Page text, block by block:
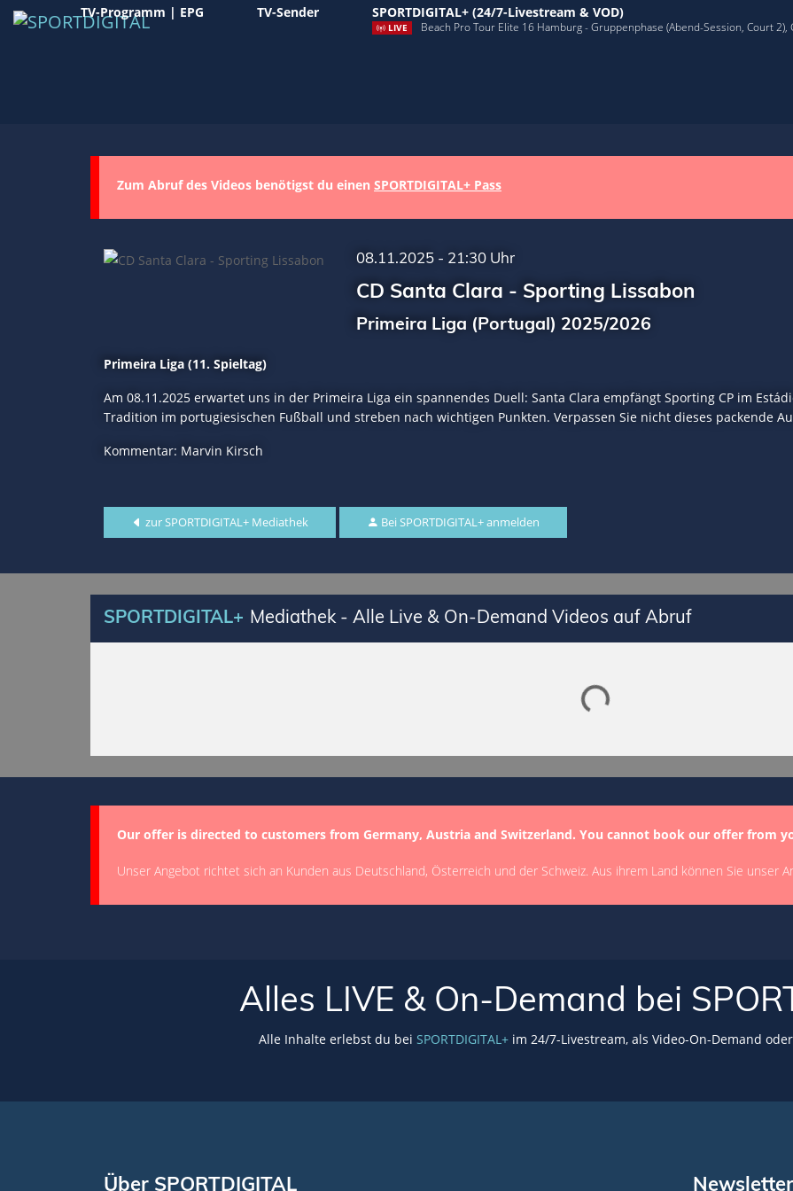
TV-Programm | EPG TV-Sender SPORTDIGITAL+ (24/7-Livestream & VOD)
LIVE Beach Pro Tour Elite 16 Hamburg - Gruppenphase (Abend-Session, Court
Zum Abruf des Videos benötigst du einen SPORTDIGITAL+ Pass
08.11.2025 - 21:30 Uhr
CD Santa Clara - Sporting Lissabon
Primeira Liga (Portugal) 2025/2026
Primeira Liga (11. Spieltag)
Am 08.11.2025 erwartet uns in der Primeira Liga ein spannendes Duell: Santa Clara empfängt Sporting CP im
Tradition im portugiesischen Fußball und streben nach wichtigen Punkten. Verpassen Sie nicht dieses packende
Kommentar: Marvin Kirsch
zur SPORTDIGITAL+ Mediathek Bei SPORTDIGITAL+ anmelden
SPORTDIGITAL+ Mediathek - Alle Live & On-Demand Videos auf Abruf
Lade SPORTDIGITAL+ Mediathek
Our offer is directed to customers from Germany, Austria and Switzerland. You cannot book our offer from
Unser Angebot richtet sich an Kunden aus Deutschland, Österreich und der Schweiz. Aus ihrem Land können Sie unser
Alles LIVE & On-Demand bei
Alle Inhalte erlebst du bei SPORTDIGITAL+ im 24/7-Livestream, als Video-On-Demand
Über SPORTDIGITAL Newsletter